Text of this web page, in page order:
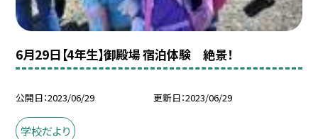
6月29日【4年生】御殿場 宿泊体験 絶景！
公開日 2023/06/29 更新日 2023/06/29
学校だより